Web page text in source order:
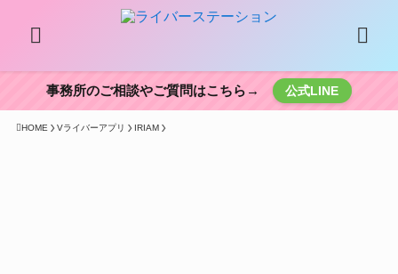
事務所のご相談やご質問はこちら→ 公式LINE
HOME Vライバーアプリ IRIAM